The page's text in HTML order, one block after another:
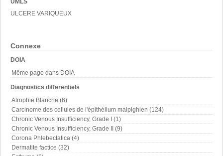
Connexe
DOIA
Même page dans DOIA
Diagnostics differentiels
Atrophie Blanche (6)
Carcinome des cellules de l'épithélium malpighien (124)
Chronic Venous Insufficiency, Grade I (1)
Chronic Venous Insufficiency, Grade II (9)
Corona Phlebectatica (4)
Dermatite factice (32)
UMLS
ULCERE VARIQUEUX